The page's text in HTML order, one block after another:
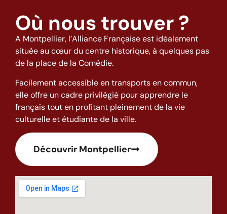
Où nous trouver ?
A Montpellier, l’Alliance Française est idéalement
située au cœur du centre historique, à quelques pas
de la place de la Comédie.
Facilement accessible en transports en commun,
elle offre un cadre privilégié pour apprendre le
français tout en profitant pleinement de la vie
culturelle et étudiante de la ville.
Découvrir Montpellier